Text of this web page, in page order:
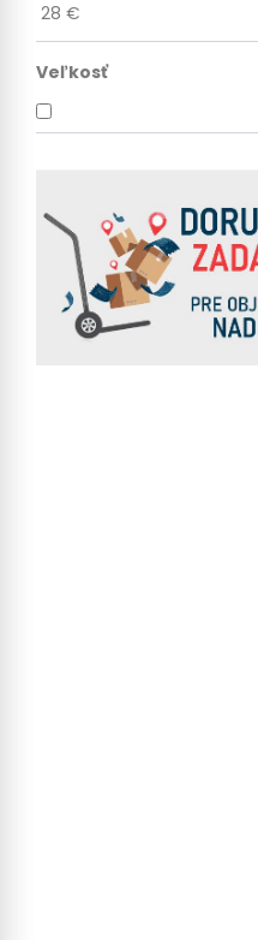
28 €
Veľkosť